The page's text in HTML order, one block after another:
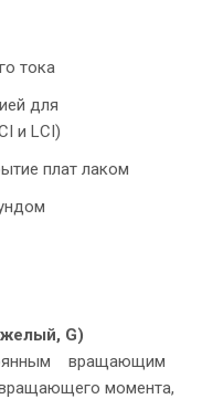
тока
для
и LCI)
плат лаком
G)
вращающим
момента,